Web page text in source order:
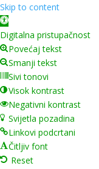
Skip to content
Open toolbar
Digitalna pristupačnost
Povećaj tekst
Smanji tekst
Sivi tonovi
Visok kontrast
Negativni kontrast
Svijetla pozadina
Linkovi podcrtani
Čitljiv font
Reset